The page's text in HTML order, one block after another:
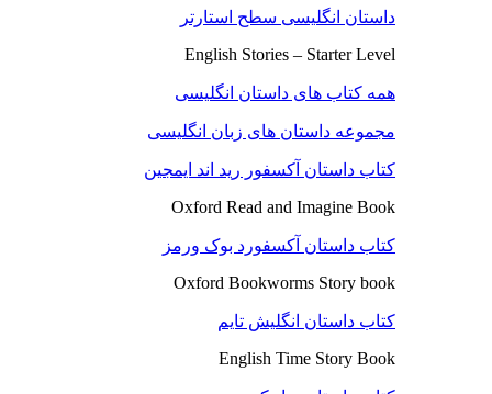
داستان انگلیسی سطح استارتر
English Stories – Starter Level
همه کتاب های داستان انگلیسی
مجموعه داستان های زبان انگلیسی
کتاب داستان آکسفور رید اند ایمجین
Oxford Read and Imagine Book
کتاب داستان آکسفورد بوک ورمز
Oxford Bookworms Story book
کتاب داستان انگلیش تایم
English Time Story Book